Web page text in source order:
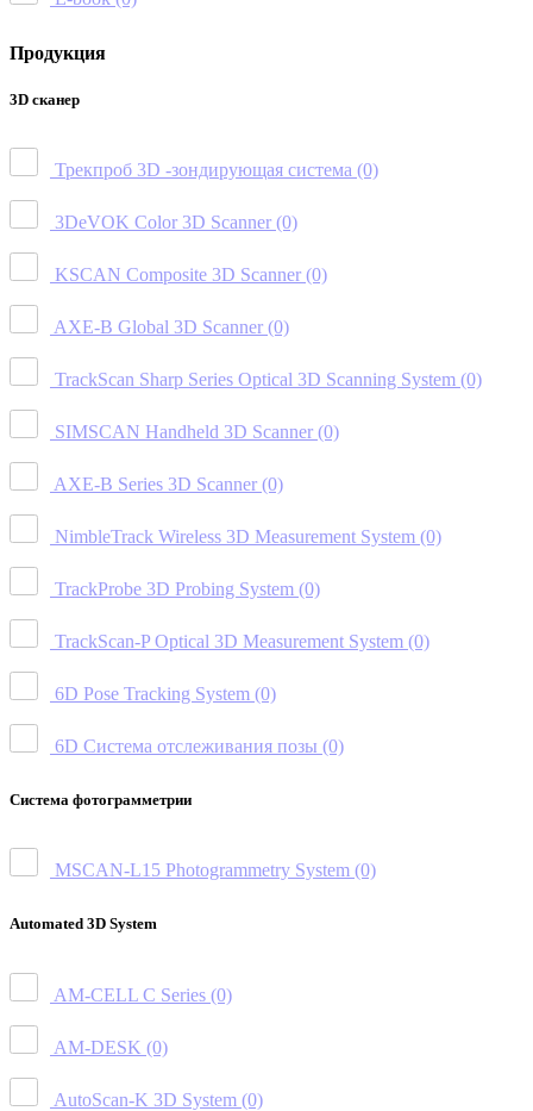
Продукция
3D сканер
Трекпроб 3D -зондирующая система (0)
3DeVOK Color 3D Scanner (0)
KSCAN Composite 3D Scanner (0)
AXE-B Global 3D Scanner (0)
TrackScan Sharp Series Optical 3D Scanning System (0)
SIMSCAN Handheld 3D Scanner (0)
AXE-B Series 3D Scanner (0)
NimbleTrack Wireless 3D Measurement System (0)
TrackProbe 3D Probing System (0)
TrackScan-P Optical 3D Measurement System (0)
6D Pose Tracking System (0)
6D Система отслеживания позы (0)
Система фотограмметрии
MSCAN-L15 Photogrammetry System (0)
Automated 3D System
AM-CELL C Series (0)
AM-DESK (0)
AutoScan-K 3D System (0)